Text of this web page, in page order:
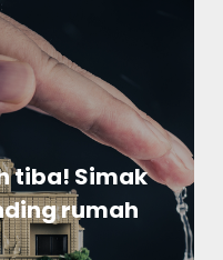
tiba! Simak
rumah